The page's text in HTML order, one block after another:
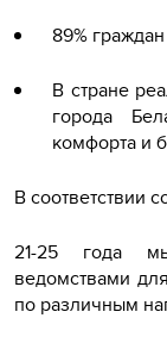
89%
В стране
города
комфорта и
В соответствии
21-25 года
ведомствами
по различным